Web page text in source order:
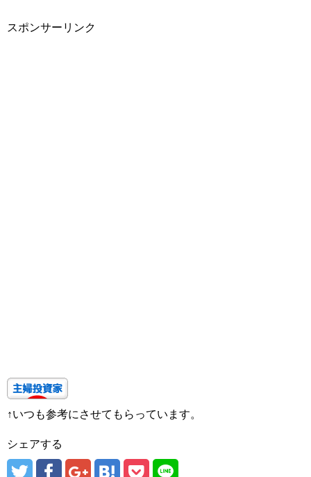
スポンサーリンク
↑いつも参考にさせてもらっています。
シェアする